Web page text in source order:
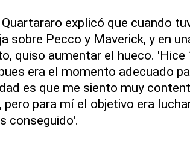
Quartararo explicó que cuando
sobre Pecco y Maverick, y en
quiso aumentar el hueco. 'Hice
era el momento adecuado
es que me siento muy
pero para mí el objetivo era
conseguido'.